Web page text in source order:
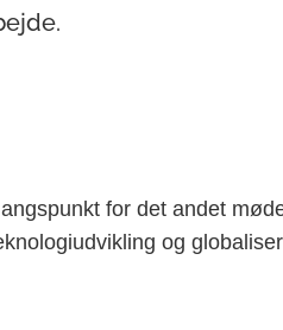
for det andet
og